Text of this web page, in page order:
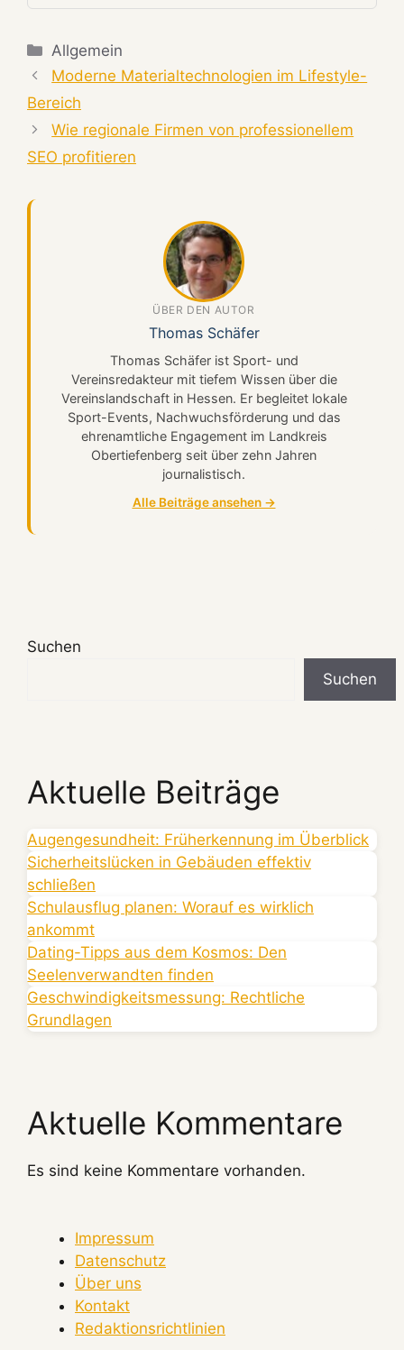
Kategorien
Allgemein
Moderne Materialtechnologien im Lifestyle-
Bereich
Wie regionale Firmen von professionellem
SEO profitieren
ÜBER DEN AUTOR
Thomas Schäfer
Thomas Schäfer ist Sport- und
Vereinsredakteur mit tiefem Wissen über die
Vereinslandschaft in Hessen. Er begleitet lokale
Sport-Events, Nachwuchsförderung und das
ehrenamtliche Engagement im Landkreis
Obertiefenberg seit über zehn Jahren
journalistisch.
Alle Beiträge ansehen →
Suchen
Suchen
Aktuelle Beiträge
Augengesundheit: Früherkennung im Überblick
Sicherheitslücken in Gebäuden effektiv
schließen
Schulausflug planen: Worauf es wirklich
ankommt
Dating-Tipps aus dem Kosmos: Den
Seelenverwandten finden
Geschwindigkeitsmessung: Rechtliche
Grundlagen
Aktuelle Kommentare
Es sind keine Kommentare vorhanden.
Impressum
Datenschutz
Über uns
Kontakt
Redaktionsrichtlinien